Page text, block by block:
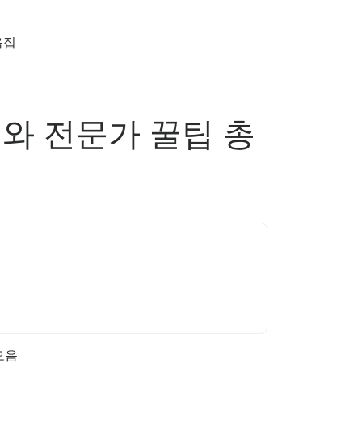
전문가 꿀팁 총